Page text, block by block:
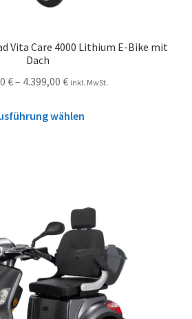
Vita Care 4000 Lithium E-Bike mit
Dach
€– 4.399,00 € inkl. MwSt.
wählen